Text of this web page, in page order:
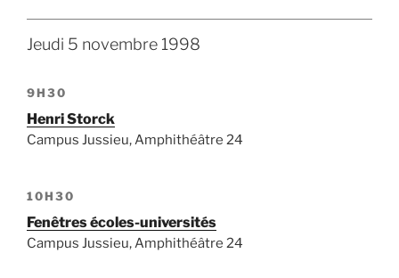
Jeudi 5 novembre 1998
9H30
Henri Storck
Campus Jussieu, Amphithéâtre 24
10H30
Fenêtres écoles-universités
Campus Jussieu, Amphithéâtre 24